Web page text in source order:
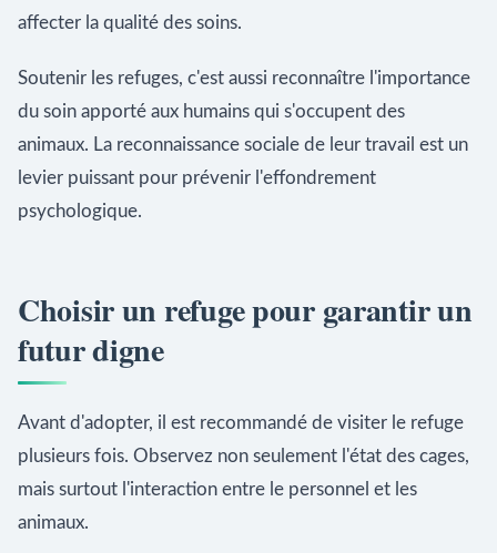
affecter la qualité des soins.
Soutenir les refuges, c'est aussi reconnaître l'importance
du soin apporté aux humains qui s'occupent des
animaux. La reconnaissance sociale de leur travail est un
levier puissant pour prévenir l'effondrement
psychologique.
Choisir un refuge pour garantir un
futur digne
Avant d'adopter, il est recommandé de visiter le refuge
plusieurs fois. Observez non seulement l'état des cages,
mais surtout l'interaction entre le personnel et les
animaux.